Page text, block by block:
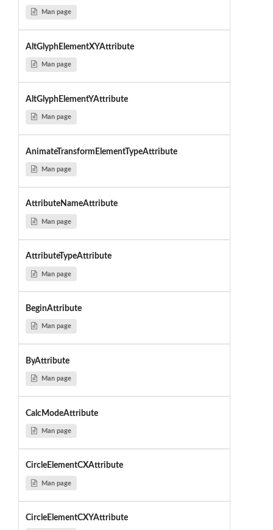
Man page
AltGlyphElementXYAttribute
Man page
AltGlyphElementYAttribute
Man page
AnimateTransformElementTypeAttribute
Man page
AttributeNameAttribute
Man page
AttributeTypeAttribute
Man page
BeginAttribute
Man page
ByAttribute
Man page
CalcModeAttribute
Man page
CircleElementCXAttribute
Man page
CircleElementCXYAttribute